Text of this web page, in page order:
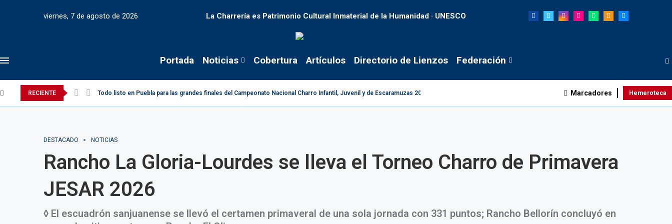
viernes, 7 de agosto de 2026 La Charrería es Patrimonio Cultural Inmaterial de la Humanidad · UNESCO
Portada Noticias Cobertura Artículos Directorio de Lienzos Federación
RECIENTE Todo listo en Puebla para las grandes finales del Campeonato Nacional Charro Infantil, Juvenil y de Escaramuzas 2026 Marcadores Hemeroteca
DESTACADO NOTICIAS
Rancho La Gloria-Lourdes se lleva el Torneo Charro de Primavera
JESAR 2026
◊ El escuadrón sanjuanense se llevó el certamen primaveral de una sola jornada con 331 puntos; Rancho Bellorín concluyó en